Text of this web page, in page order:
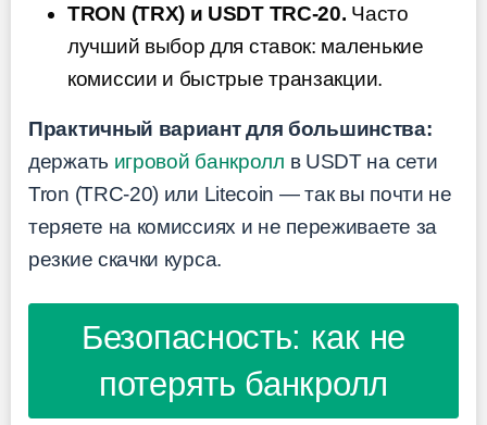
TRON (TRX) и USDT TRC-20. Часто
лучший выбор для ставок: маленькие
комиссии и быстрые транзакции.
Практичный вариант для большинства:
держать игровой банкролл в USDT на сети
Tron (TRC-20) или Litecoin — так вы почти не
теряете на комиссиях и не переживаете за
резкие скачки курса.
Безопасность: как не
потерять банкролл